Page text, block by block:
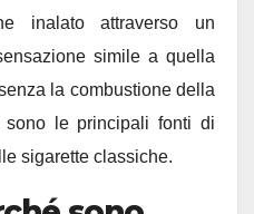
inalato attraverso un
simile a quella
la combustione della
le principali fonti di
sigarette classiche.